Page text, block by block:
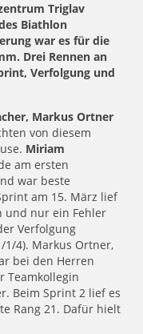
Triglav
Biathlon
war es für die
Drei Rennen an
Verfolgung und
Markus Ortner
von diesem
Miriam
am ersten
war beste
am 15. März lief
und nur ein Fehler
Verfolgung
1/4). Markus Ortner,
bei den Herren
Teamkollegin
Beim Sprint 2 lief es
Rang 21. Dafür hielt